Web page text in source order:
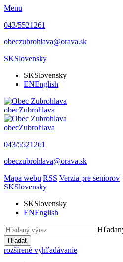
Menu
043/5521261
obeczubrohlava@orava.sk
SKSlovensky
SKSlovensky
ENEnglish
obecZubrohlava
obecZubrohlava
043/5521261
obeczubrohlava@orava.sk
Mapa webu RSS Verzia pre seniorov
SKSlovensky
SKSlovensky
ENEnglish
Hľadať
rozšírené vyhľadávanie